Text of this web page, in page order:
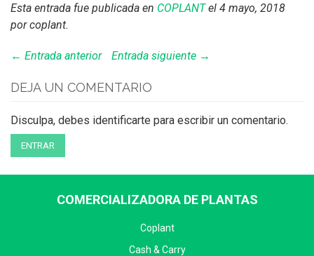
Esta entrada fue publicada en COPLANTel 4 mayo, 2018
por coplant.
← Entrada anterior Entrada siguiente →
DEJA UN COMENTARIO
Disculpa, debes identificarte para escribir un comentario.
ENTRAR
COMERCIALIZADORA DE PLANTAS
Coplant
Cash & Carry